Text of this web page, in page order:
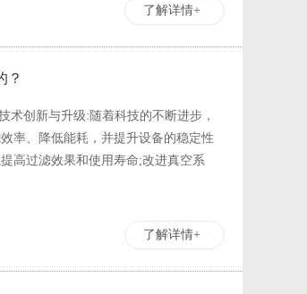
了解详情+
？
术创新与升级:随着科技的不断进步，
率、降低能耗，并提升设备的稳定性
高过滤效果和使用寿命;改进真空系
了解详情+